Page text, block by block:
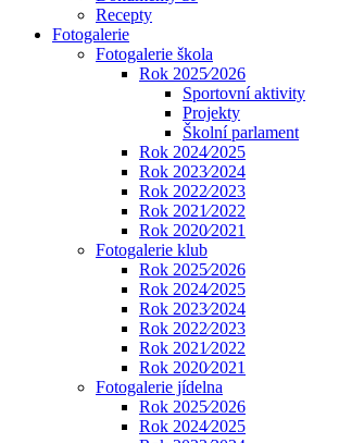
Recepty
Fotogalerie
Fotogalerie škola
Rok 2025⁄2026
Sportovní aktivity
Projekty
Školní parlament
Rok 2024⁄2025
Rok 2023⁄2024
Rok 2022⁄2023
Rok 2021⁄2022
Rok 2020⁄2021
Fotogalerie klub
Rok 2025⁄2026
Rok 2024⁄2025
Rok 2023⁄2024
Rok 2022⁄2023
Rok 2021⁄2022
Rok 2020⁄2021
Fotogalerie jídelna
Rok 2025⁄2026
Rok 2024⁄2025